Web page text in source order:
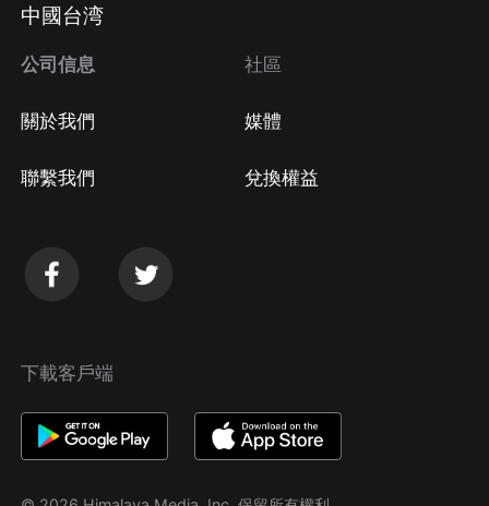
中國台湾
公司信息
關於我們
聯繫我們
社區
媒體
兌換權益
下載客戶端